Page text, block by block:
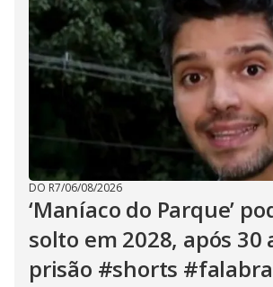
DO R7/06/08/2026
‘Maníaco do Parque’
solto em 2028, após 30
prisão #shorts